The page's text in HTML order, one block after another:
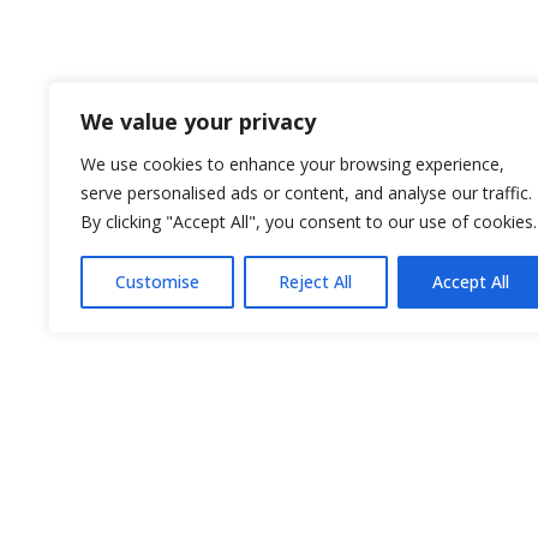
We value your privacy
We use cookies to enhance your browsing experience,
serve personalised ads or content, and analyse our traffic.
By clicking "Accept All", you consent to our use of cookies.
Customise Reject All Accept All